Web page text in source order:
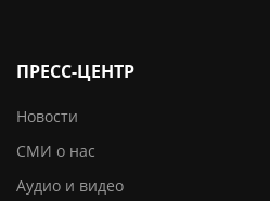
ПРЕСС-ЦЕНТР
Новости
СМИ о нас
Аудио и видео